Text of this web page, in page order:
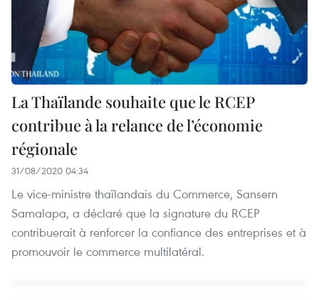
La Thaïlande souhaite que le RCEP
contribue à la relance de l’économie
régionale
31/08/2020 04:34
Le vice-ministre thaïlandais du Commerce, Sansern
Samalapa, a déclaré que la signature du RCEP
contribuerait à renforcer la confiance des entreprises et à
promouvoir le commerce multilatéral.